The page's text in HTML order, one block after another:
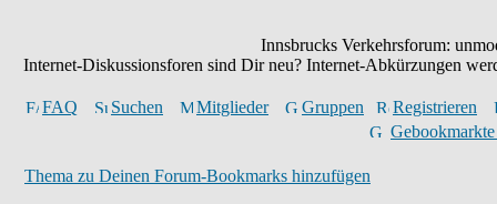
Innsbrucks Verkehrsforum:
Internet-Diskussionsforen sind Dir neu? Internet-Abkürzungen
FAQ Suchen Mitglieder Gruppen
Registrieren
Thema zu Deinen Forum-Bookmarks hinzufügen